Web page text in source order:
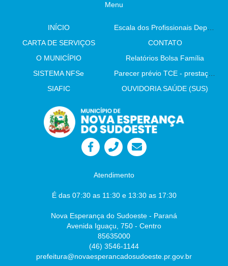
Menu
INÍCIO
Escala dos Profissionais Departamento De Saúde
CARTA DE SERVIÇOS
CONTATO
O MUNICÍPIO
Relatórios Bolsa Família
SISTEMA NFSe
Parecer prévio TCE - prestação de contas
SIAFIC
OUVIDORIA SAÚDE (SUS)
Atendimento
É das 07:30 as 11:30 e 13:30 as 17:30
Nova Esperança do Sudoeste - Paraná
Avenida Iguaçu, 750 - Centro
85635000
(46) 3546-1144
prefeitura@novaesperancadosudoeste.pr.gov.br